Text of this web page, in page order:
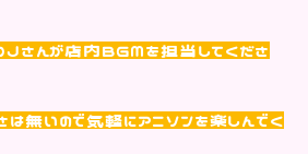
さんが店内BGMを担当してくださ
は無いので気軽にアニソンを楽しんでく